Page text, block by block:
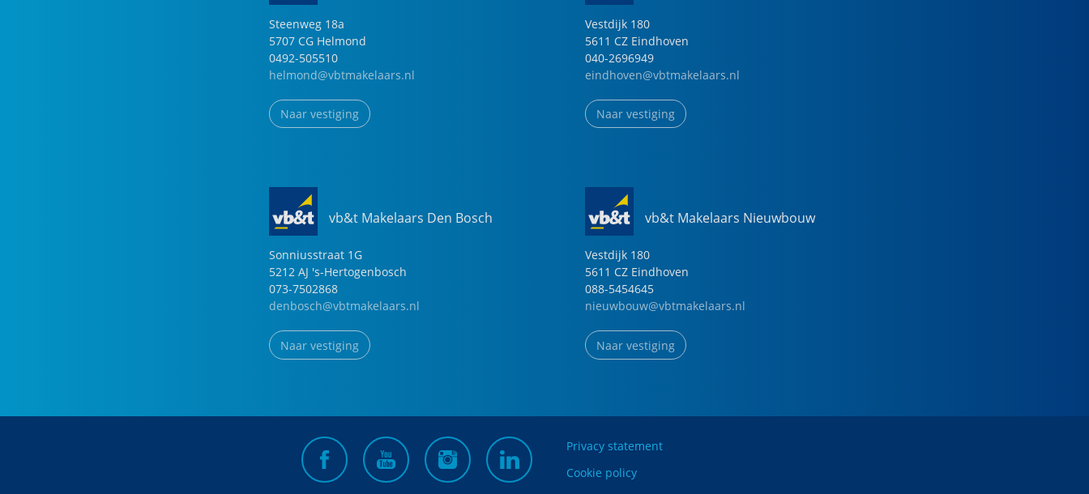
Steenweg 18a
5707 CG Helmond
0492-505510
helmond@vbtmakelaars.nl
Naar vestiging
Vestdijk 180
5611 CZ Eindhoven
040-2696949
eindhoven@vbtmakelaars.nl
Naar vestiging
vb&t Makelaars Den Bosch
Sonniusstraat 1G
5212 AJ 's-Hertogenbosch
073-7502868
denbosch@vbtmakelaars.nl
Naar vestiging
vb&t Makelaars Nieuwbouw
Vestdijk 180
5611 CZ Eindhoven
088-5454645
nieuwbouw@vbtmakelaars.nl
Naar vestiging
Privacy statement
Cookie policy